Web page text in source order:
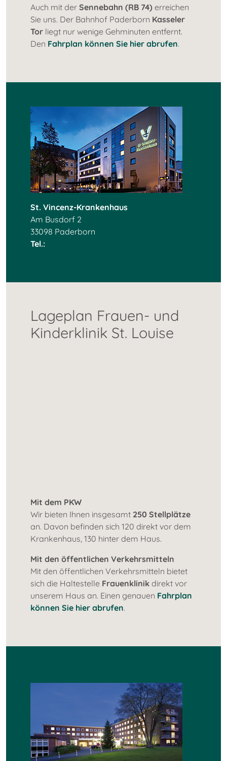
Auch mit der Sennebahn (RB 74) erreichen
Sie uns. Der Bahnhof Paderborn Kasseler
Tor liegt nur wenige Gehminuten entfernt.
Den Fahrplan können Sie hier abrufen.
St. Vincenz-Krankenhaus
Am Busdorf 2
33098 Paderborn
Tel.:
Lageplan Frauen- und
Kinderklinik St. Louise
Mit dem PKW
Wir bieten Ihnen insgesamt 250 Stellplätze
an. Davon befinden sich 120 direkt vor dem
Krankenhaus, 130 hinter dem Haus.
Mit den öffentlichen Verkehrsmitteln
Mit den öffentlichen Verkehrsmitteln bietet
sich die Haltestelle Frauenklinik direkt vor
unserem Haus an. Einen genauen Fahrplan
können Sie hier abrufen.